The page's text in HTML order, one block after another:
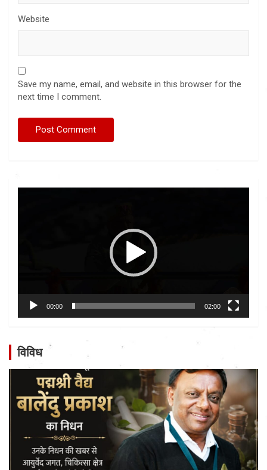
Website
Save my name, email, and website in this browser for the
next time I comment.
00:00 02:00
विविध